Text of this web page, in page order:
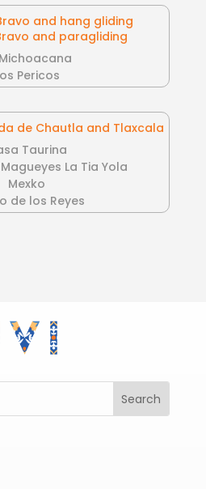
and hang gliding
and paragliding
Pericos
de Chautla and Tlaxcala
Taurina
La Tia Yola
Mexko
de los Reyes